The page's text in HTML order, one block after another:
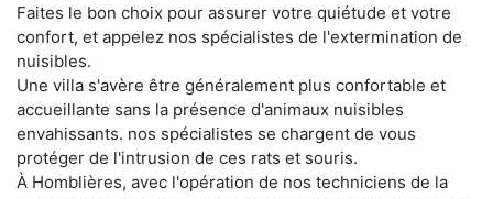
Faites le bon choix pour assurer votre quiétude et votre
confort, et appelez nos spécialistes de l'extermination de
nuisibles.
Une villa s'avère être généralement plus confortable et
accueillante sans la présence d'animaux nuisibles
envahissants. nos spécialistes se chargent de vous
protéger de l'intrusion de ces rats et souris.
À Homblières, avec l'opération de nos techniciens de la